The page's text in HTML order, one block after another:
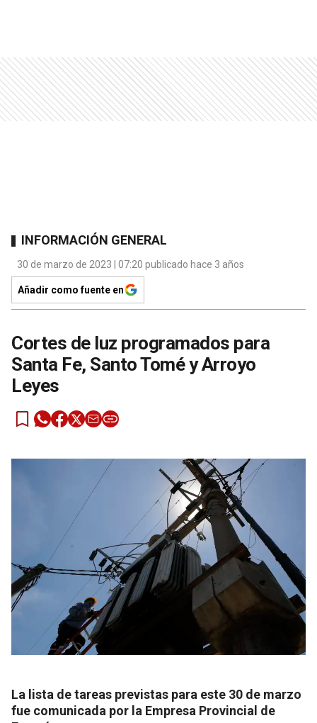
INFORMACIÓN GENERAL
30 de marzo de 2023 | 07:20 publicado hace 3 años
Añadir como fuente en
Cortes de luz programados para
Santa Fe, Santo Tomé y Arroyo
Leyes
La lista de tareas previstas para este 30 de marzo
fue comunicada por la Empresa Provincial de